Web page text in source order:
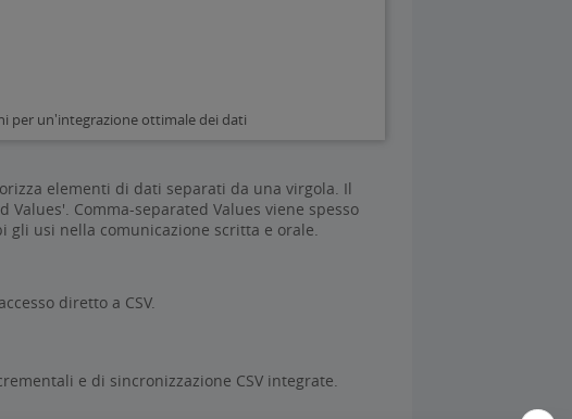
per un'integrazione ottimale dei dati
elementi di dati separati da una virgola. Il
Values'. Comma-separated Values viene spesso
gli usi nella comunicazione scritta e orale.
diretto a CSV.
e di sincronizzazione CSV integrate.